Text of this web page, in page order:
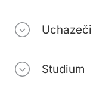
Uchazeči
Studium